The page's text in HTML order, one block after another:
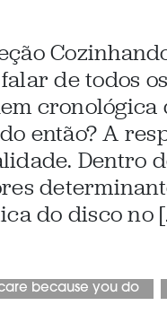
de todos
cronológica
então? A
Dentro
do disco no
because you do